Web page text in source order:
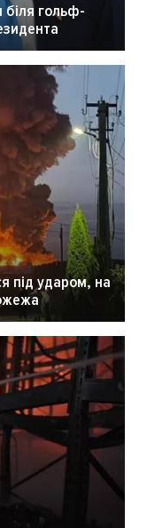
біля гольф-
під ударом, на